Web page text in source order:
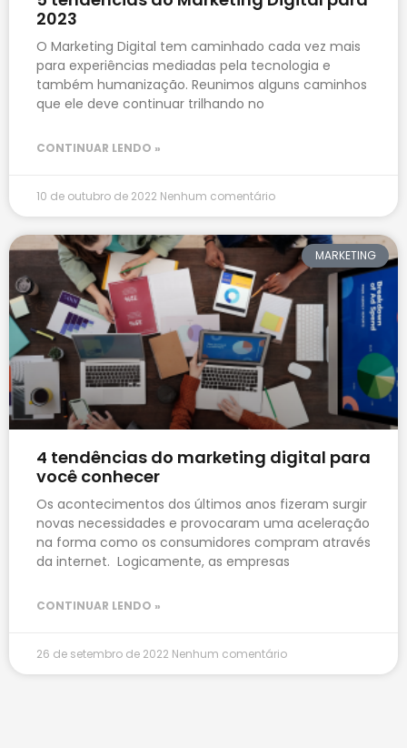
2023
O Marketing Digital tem caminhado cada vez mais
para experiências mediadas pela tecnologia e
também humanização. Reunimos alguns caminhos
que ele deve continuar trilhando no
CONTINUAR LENDO »
10 de outubro de 2022 Nenhum comentário
MARKETING
4 tendências do marketing digital para
você conhecer
Os acontecimentos dos últimos anos fizeram surgir
novas necessidades e provocaram uma aceleração
na forma como os consumidores compram através
da internet. Logicamente, as empresas
CONTINUAR LENDO »
26 de setembro de 2022 Nenhum comentário